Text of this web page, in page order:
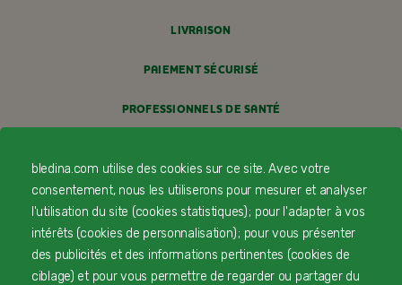
LIVRAISON
PAIEMENT SÉCURISÉ
PROFESSIONNELS DE SANTÉ
MENTIONS LÉGALES
POLITIQUE COOKIES
POLITIQUE DE CONFIDENTIALITÉ
bledina.com utilise des cookies sur ce site. Avec votre
consentement, nous les utiliserons pour mesurer et analyser
l'utilisation du site (cookies statistiques) ; pour l'adapter à vos
intérêts (cookies de personnalisation) ; pour vous présenter
des publicités et des informations pertinentes (cookies de
ciblage) et pour vous permettre de regarder ou partager du